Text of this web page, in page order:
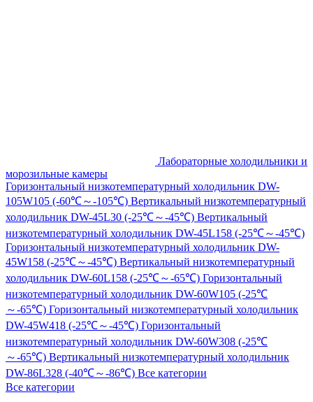
Лабораторные холодильники и
морозильные камеры
Горизонтальный низкотемпературный холодильник DW-
105W105 (-60℃～-105℃) Вертикальный низкотемпературный
холодильник DW-45L30 (-25℃～-45℃) Вертикальный
низкотемпературный холодильник DW-45L158 (-25℃～-45℃)
Горизонтальный низкотемпературный холодильник DW-
45W158 (-25℃～-45℃) Вертикальный низкотемпературный
холодильник DW-60L158 (-25℃～-65℃) Горизонтальный
низкотемпературный холодильник DW-60W105 (-25℃
～-65℃) Горизонтальный низкотемпературный холодильник
DW-45W418 (-25℃～-45℃) Горизонтальный
низкотемпературный холодильник DW-60W308 (-25℃
～-65℃) Вертикальный низкотемпературный холодильник
DW-86L328 (-40℃～-86℃) Все категории
Все категории